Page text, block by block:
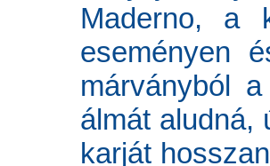
Maderno, a
eseményen
márványból
álmát aludná,
karját